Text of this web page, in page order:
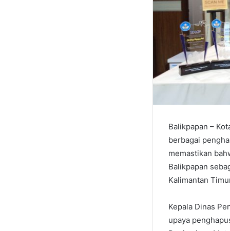
Balikpapan –
berbagai
memastikan
Balikpapan
Kalimantan
Kepala Dinas
upaya